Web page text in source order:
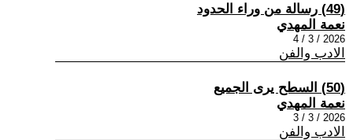
(49) رسالة من وراء الحدود
نعمة المهدي
2026 / 3 / 4
الادب والفن
(50) السطح يرى الجميع
نعمة المهدي
2026 / 3 / 3
الادب والفن